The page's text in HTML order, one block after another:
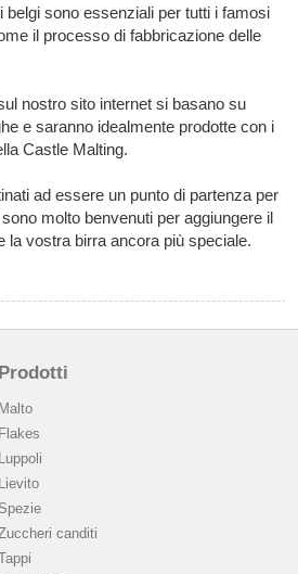
belgi sono essenziali per tutti i famosi
il processo di fabbricazione delle
nostro sito internet si basano su
e saranno idealmente prodotte con i
Castle Malting.
ad essere un punto di partenza per
molto benvenuti per aggiungere il
la vostra birra ancora più speciale.
Prodotti
Malto
Flakes
Luppoli
Lievito
Spezie
canditi